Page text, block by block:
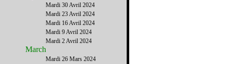
Mardi 30 Avril 2024
Mardi 23 Avril 2024
Mardi 16 Avril 2024
Mardi 9 Avril 2024
Mardi 2 Avril 2024
March
Mardi 26 Mars 2024